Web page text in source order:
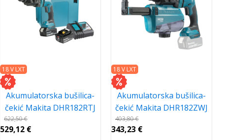
18 V LXT
Akumulatorska bušilica-
čekić Makita DHR182RTJ
622,50€
529,12 €
18 V LXT
Akumulatorska bušilica-
čekić Makita DHR182ZWJ
403,80€
343,23 €